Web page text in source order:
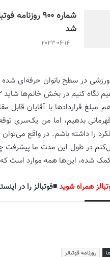
شماره 900
شد
2023-06-14
در سطح بانوان حرفه‌ای شده
مبلغ قراردادها با آقایان
بدهیم، اما من یک‌سری
را داشته باشم. در واقع می‌توان
شده، این‌ها همه موارد است
همراه شوید◾️فوتبالز را در
روزنامه فوتبالز